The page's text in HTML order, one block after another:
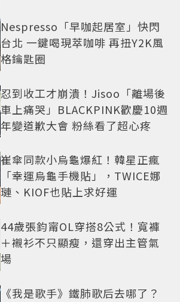
Nespresso「早咖起居室」快閃
台北 一鍵喝現萃咖啡 再扭Y2K風
格鑰匙圈
忍到收工才崩潰！Jisoo「離場後
車上痛哭」BLACKPINK歡慶10週
年變道歉大會 粉絲看了超心疼
崔傘同款小烏龜爆紅！韓星正瘋
「幸運烏龜手機貼」，TWICE娜
璉、KIOF也貼上求好運
44歲張鈞甯OL穿搭8公式！寬褲
＋襯衫不只顯瘦，還穿出主管氣
場
《我是歌手》鐵肺歌后去哪了？